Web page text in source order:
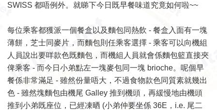
SWISS 都唔例外。就睇下今日既早餐味道究竟如何啦~~
每位乘客都獲派一個餐盒以及麵包同熱飲 - 餐盒入面有一塊
薄餅，芝士同麥片，而麵包則任乘客選擇 - 乘客可以向機組
人員說出要咩款色既麵包，而機組人員就會係麵包籃直接夾
俾乘客 - 而今日小弟點左一塊麥包同一塊 brioche。呢個早
餐係非常滿足 - 雖然份量唔大，不過食物款色同質素就幾出
色 - 雖然塊麵包由機尾 Galley 推到機頭，再緩慢地由機頭
推到小弟既座位，已經凍晒 (小弟仲要坐係 36E，i.e. 尾二